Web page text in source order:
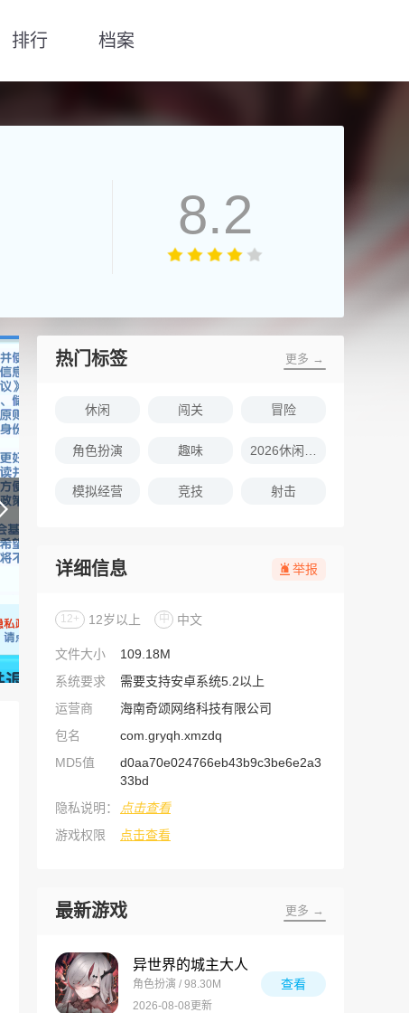
排行 档案
8.2
热门标签 更多 →
休闲 闯关 冒险
角色扮演 趣味
模拟经营 竞技 射击
详细信息 举报
12+ 12岁以上 中 中文
文件大小
109.18M
系统要求
需要支持安卓系统5.2以上
运营商
海南奇颂网络科技有限公司
包名
com.gryqh.xmzdq
MD5值
d0aa70e024766eb43b9c3be6e2a3
33bd
隐私说明：
点击查看
游戏权限
点击查看
最新游戏 更多 →
异世界的城主大人
角色扮演 / 98.30M
2026-08-08更新
查看